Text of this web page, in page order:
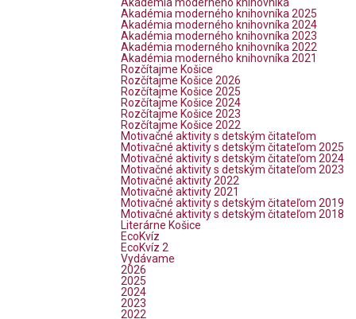
Akadémia moderného knihovníka
Akadémia moderného knihovníka 2025
Akadémia moderného knihovníka 2024
Akadémia moderného knihovníka 2023
Akadémia moderného knihovníka 2022
Akadémia moderného knihovníka 2021
Rozčítajme Košice
Rozčítajme Košice 2026
Rozčítajme Košice 2025
Rozčítajme Košice 2024
Rozčítajme Košice 2023
Rozčítajme Košice 2022
Motivačné aktivity s detským čitateľom
Motivačné aktivity s detským čitateľom 2025
Motivačné aktivity s detským čitateľom 2024
Motivačné aktivity s detským čitateľom 2023
Motivačné aktivity 2022
Motivačné aktivity 2021
Motivačné aktivity s detským čitateľom 2019
Motivačné aktivity s detským čitateľom 2018
Literárne Košice
EcoKvíz
EcoKvíz 2
Vydávame
2026
2025
2024
2023
2022